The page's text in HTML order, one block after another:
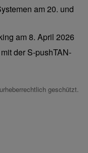
am 20. und
am 8. April 2026
der S-pushTAN-
geschützt.